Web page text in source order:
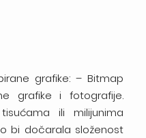
grafike: – Bitmap
grafike i fotografije.
ili milijunima
bi dočarala složenost